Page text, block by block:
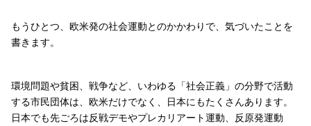
もうひとつ、欧米発の社会運動とのかかわりで、気づいたことを
書きます。
環境問題や貧困、戦争など、いわゆる「社会正義」の分野で活動
する市民団体は、欧米だけでなく、日本にもたくさんあります。
日本でも先ごろは反戦デモやプレカリアート運動、反原発運動